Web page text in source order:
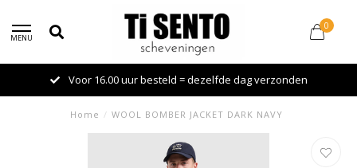
MENU
0
Voor 16.00 uur besteld = dezelfde dag verzonden
Home / WOOL BOMBER JACKET DARK NAVY